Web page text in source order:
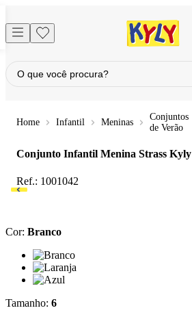
Infantil Meninas
Conjuntos
de Verão
Conjunto Infantil Menina Strass Kyly
Ref.: 1001042
Cor: Branco
Cor: Branco
Cor: Laranja
Cor: Azul
Tamanho: 6